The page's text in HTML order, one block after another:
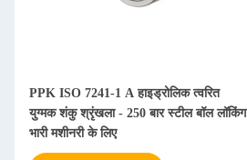
PPK ISO 7241-1 A हाइड्रोलिक त्वरित
युग्मक शंकु श्रृंखला - 250 बार स्टील बॉल लॉकिंग
भारी मशीनरी के लिए